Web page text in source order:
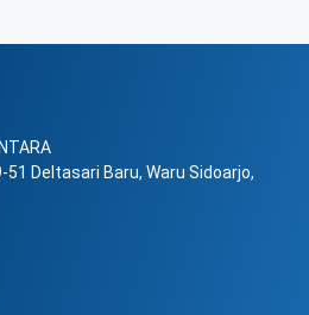
51 Deltasari Baru, Waru Sidoarjo,